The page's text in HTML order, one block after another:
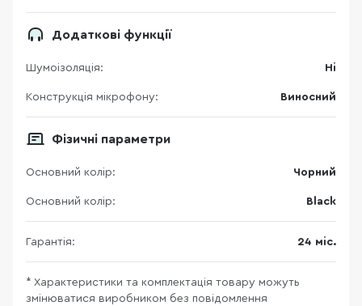
Додаткові функції
Шумоізоляція: Ні
Конструкція мікрофону: Виносний
Фізичні параметри
Основний колір: Чорний
Основний колір: Black
Гарантія: 24 міс.
* Характеристики та комплектація товару можуть
змінюватися виробником без повідомлення